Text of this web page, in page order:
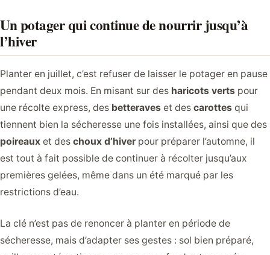
Un potager qui continue de nourrir jusqu’à
l’hiver
Planter en juillet, c’est refuser de laisser le potager en pause
pendant deux mois. En misant sur des haricots verts pour
une récolte express, des betteraves et des carottes qui
tiennent bien la sécheresse une fois installées, ainsi que des
poireaux et des choux d’hiverpour préparer l’automne, il
est tout à fait possible de continuer à récolter jusqu’aux
premières gelées, même dans un été marqué par les
restrictions d’eau.
La clé n’est pas de renoncer à planter en période de
sécheresse, mais d’adapter ses gestes : sol bien préparé,